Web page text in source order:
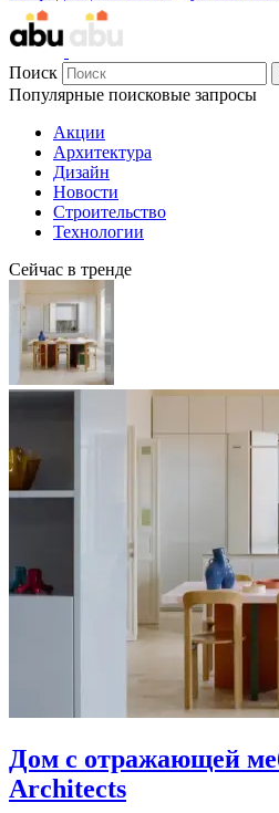
Поиск
Популярные поисковые запросы
Акции
Архитектура
Дизайн
Новости
Строительство
Технологии
Сейчас в тренде
Дом с отражающей
Architects